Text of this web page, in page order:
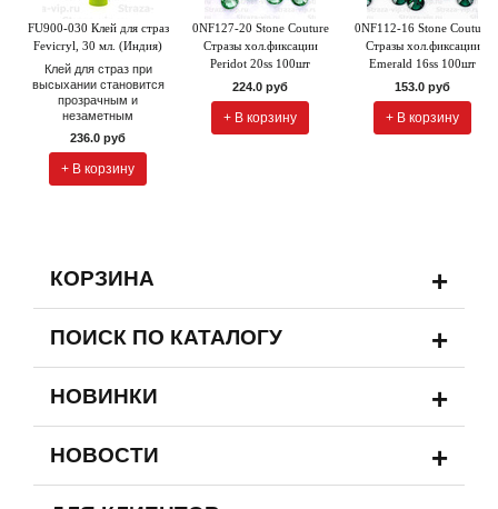
FU900-030 Клей для страз
Fevicryl, 30 мл. (Индия)
Клей для страз при
высыхании становится
прозрачным и
незаметным
236.0 руб
+ В корзину
0NF127-20 Stone Couture
Стразы хол.фиксации
Peridot 20ss 100шт
224.0 руб
+ В корзину
0NF112-16 Stone Couture
Стразы хол.фиксации
Emerald 16ss 100шт
153.0 руб
+ В корзину
КОРЗИНА +
ПОИСК ПО КАТАЛОГУ +
НОВИНКИ +
НОВОСТИ +